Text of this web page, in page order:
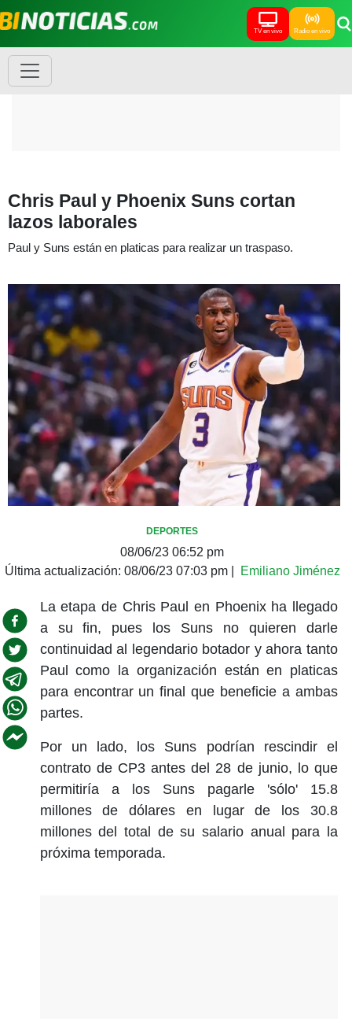
TV en vivo Radio en vivo
Chris Paul y Phoenix Suns cortan
lazos laborales
Paul y Suns están en platicas para realizar un traspaso.
DEPORTES
08/06/23 06:52 pm
Última actualización: 08/06/23 07:03 pm| Emiliano Jiménez
La etapa de Chris Paul en Phoenix ha llegado
a su fin, pues los Suns no quieren darle
continuidad al legendario botador y ahora tanto
Paul como la organización están en platicas
para encontrar un final que beneficie a ambas
partes.
Por un lado, los Suns podrían rescindir el
contrato de CP3 antes del 28 de junio, lo que
permitiría a los Suns pagarle 'sólo' 15.8
millones de dólares en lugar de los 30.8
millones del total de su salario anual para la
próxima temporada.